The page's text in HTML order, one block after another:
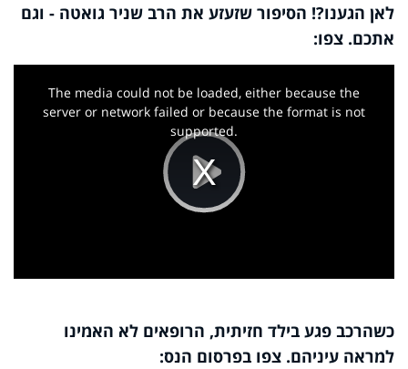
לאן הגענו?! הסיפור שזעזע את הרב שניר גואטה - וגם
אתכם. צפו:
Play
Video
The media could not be loaded, either because the
server or network failed or because the format is not
supported.
כשהרכב פגע בילד חזיתית, הרופאים לא האמינו
למראה עיניהם. צפו בפרסום הנס: